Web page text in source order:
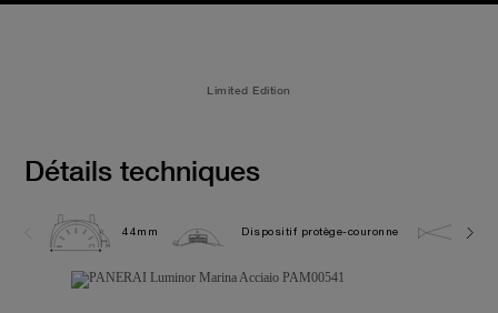
Limited Edition
Détails techniques
44mm Dispositif protège-couronne